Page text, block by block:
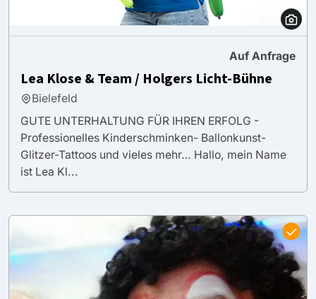
Auf Anfrage
Lea Klose & Team / Holgers Licht-Bühne
Bielefeld
GUTE UNTERHALTUNG FÜR IHREN ERFOLG -
Professionelles Kinderschminken- Ballonkunst-
Glitzer-Tattoos und vieles mehr… Hallo, mein Name
ist Lea Kl...